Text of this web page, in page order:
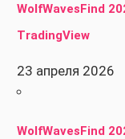
WolfWavesFind
TradingView
23 апреля 2026
WolfWavesFind